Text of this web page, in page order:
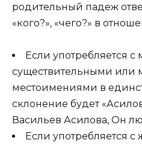
родительный падеж
«кого?», «чего?» в
Если употребляется
существительными или
местоимениями в
склонение будет
Васильев Асилова, Он
Если употребляется